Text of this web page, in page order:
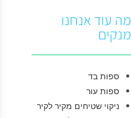
מה עוד אנחנו
מנקים
ספות בד
ספות עור
ניקוי שטיחים מקיר לקיר